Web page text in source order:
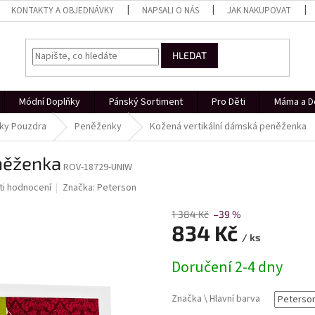
KONTAKTY A OBJEDNÁVKY NAPSALI O NÁS JAK NAKUPOVAT
HLEDAT
Módní Doplňky Pánský Sortiment Pro Děti Máma a
Pouzdra Peněženky Kožená vertikální dámská peněženka
ROV-18729-UNIW
hodnocení Značka:Peterson
1 384 Kč –39 %
834 Kč / ks
cena:
Doručení 2-4 dny
Značka \ Hlavní barva